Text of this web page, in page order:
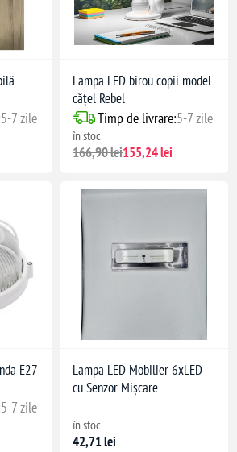
5-7 zile
Lampa LED birou copii model
cățel Rebel
Timp de livrare:5-7 zile
în stoc
166,90 lei155,24 lei
E27
5-7 zile
Lampa LED Mobilier 6xLED
cu Senzor Mișcare
în stoc
42,71 lei